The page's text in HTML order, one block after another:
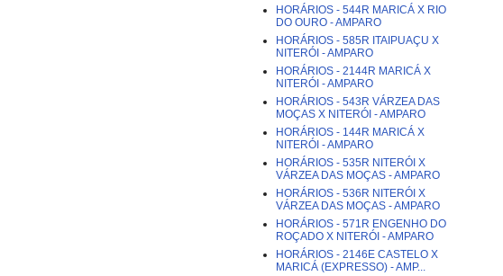
HORÁRIOS - 544R MARICÁ X RIO
DO OURO - AMPARO
HORÁRIOS - 585R ITAIPUAÇU X
NITERÓI - AMPARO
HORÁRIOS - 2144R MARICÁ X
NITERÓI - AMPARO
HORÁRIOS - 543R VÁRZEA DAS
MOÇAS X NITERÓI - AMPARO
HORÁRIOS - 144R MARICÁ X
NITERÓI - AMPARO
HORÁRIOS - 535R NITERÓI X
VÁRZEA DAS MOÇAS - AMPARO
HORÁRIOS - 536R NITERÓI X
VÁRZEA DAS MOÇAS - AMPARO
HORÁRIOS - 571R ENGENHO DO
ROÇADO X NITERÓI - AMPARO
HORÁRIOS - 2146E CASTELO X
MARICÁ (EXPRESSO) - AMP...